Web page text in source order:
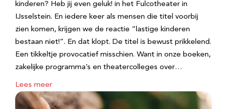
kinderen? Heb jij even geluk! in het Fulcotheater in
IJsselstein. En iedere keer als mensen die titel voorbij
zien komen, krijgen we de reactie “lastige kinderen
bestaan niet!”. En dat klopt. De titel is bewust prikkelend.
Een tikkeltje provocatief misschien. Want in onze boeken,
zakelijke programma’s en theatercolleges over…
Lees meer